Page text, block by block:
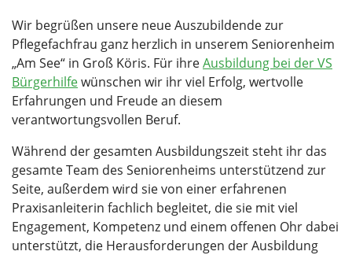
Wir begrüßen unsere neue Auszubildende zur
Pflegefachfrau ganz herzlich in unserem Seniorenheim
„Am See“ in Groß Köris. Für ihreAusbildung bei der VS
Bürgerhilfewünschen wir ihr viel Erfolg, wertvolle
Erfahrungen und Freude an diesem
verantwortungsvollen Beruf.
Während der gesamten Ausbildungszeit steht ihr das
gesamte Team des Seniorenheims unterstützend zur
Seite, außerdem wird sie von einer erfahrenen
Praxisanleiterin fachlich begleitet, die sie mit viel
Engagement, Kompetenz und einem offenen Ohr dabei
unterstützt, die Herausforderungen der Ausbildung